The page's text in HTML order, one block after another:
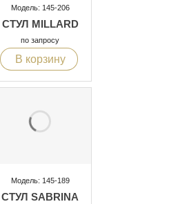
Модель: 145-206
СТУЛ MILLARD
по запросу
В корзину
Модель: 145-189
СТУЛ SABRINA